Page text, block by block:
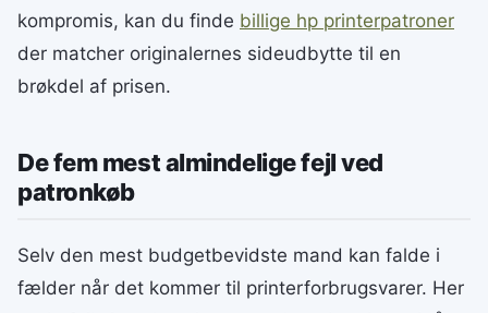
kompromis, kan du finde billige hp printerpatroner
der matcher originalernes sideudbytte til en
brøkdel af prisen.
De fem mest almindelige fejl ved
patronkøb
Selv den mest budgetbevidste mand kan falde i
fælder når det kommer til printerforbrugsvarer. Her